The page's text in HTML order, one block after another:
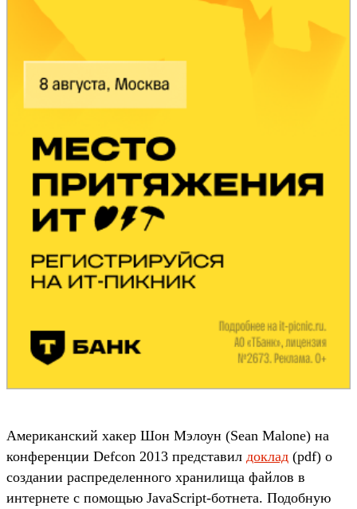
Американский хакер Шон Мэлоун (Sean Malone) на
конференции Defcon 2013 представил доклад (pdf) о
создании распределенного хранилища файлов в
интернете с помощью JavaScript-ботнета. Подобную